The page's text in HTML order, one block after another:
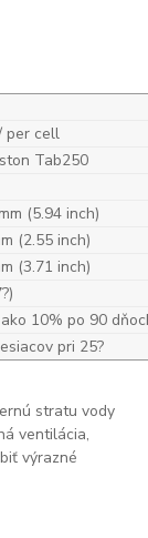
per cell
Tab250
(5.94 inch)
(2.55 inch)
(3.71 inch)
10% po 90
pri 25?
stratu vody
ventilácia,
výrazné